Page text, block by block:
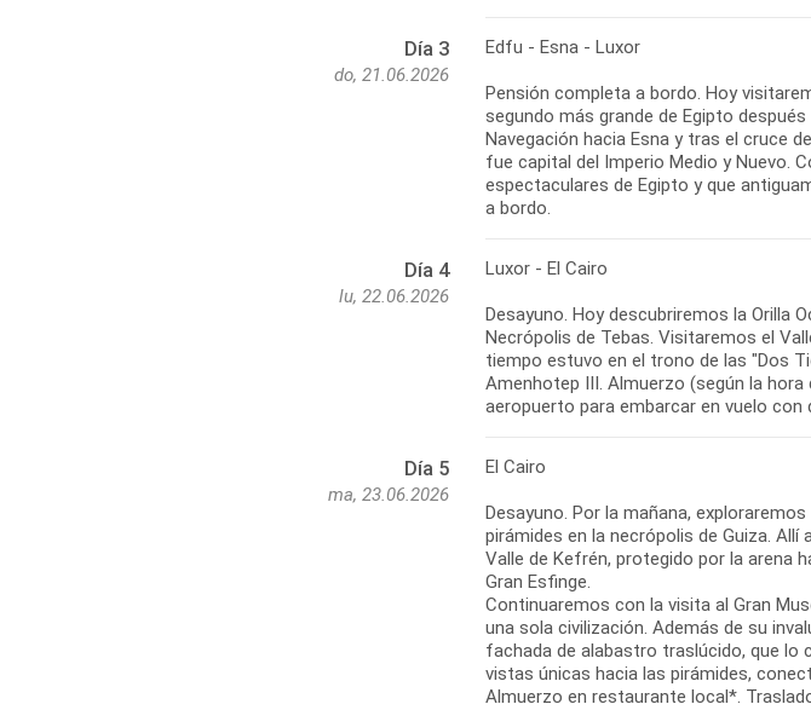
Día 3
do, 21.06.2026
Edfu - Esna - Luxor
Pensión completa a bordo. Hoy
segundo más grande de Egipto
Navegación hacia Esna y tras el cruce
fue capital del Imperio Medio y Nuevo.
espectaculares de Egipto y que
a bordo.
Día 4
lu, 22.06.2026
Luxor - El Cairo
Desayuno. Hoy descubriremos la Orilla
Necrópolis de Tebas. Visitaremos el
tiempo estuvo en el trono de las "Dos
Amenhotep III. Almuerzo (según la
aeropuerto para embarcar en vuelo
Día 5
ma, 23.06.2026
El Cairo
Desayuno. Por la mañana,
pirámides en la necrópolis de Guiza.
Valle de Kefrén, protegido por la arena
Gran Esfinge.
Continuaremos con la visita al Gran
una sola civilización. Además de su
fachada de alabastro traslúcido, que lo
vistas únicas hacia las pirámides,
Almuerzo en restaurante local*.